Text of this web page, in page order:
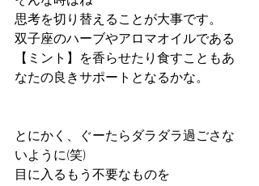
思考を切り替えることが大事です。
双子座のハーブやアロマオイルである
【ミント】を香らせたり食すこともあ
なたの良きサポートとなるかな。
とにかく、ぐーたらダラダラ過ごさな
いように(笑)
目に入るもう不要なものを